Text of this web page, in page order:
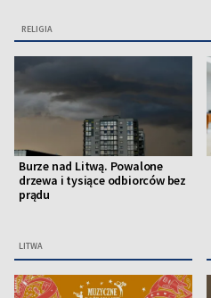
RELIGIA
Burze nad Litwą. Powalone
drzewa i tysiące odbiorców bez
prądu
LITWA